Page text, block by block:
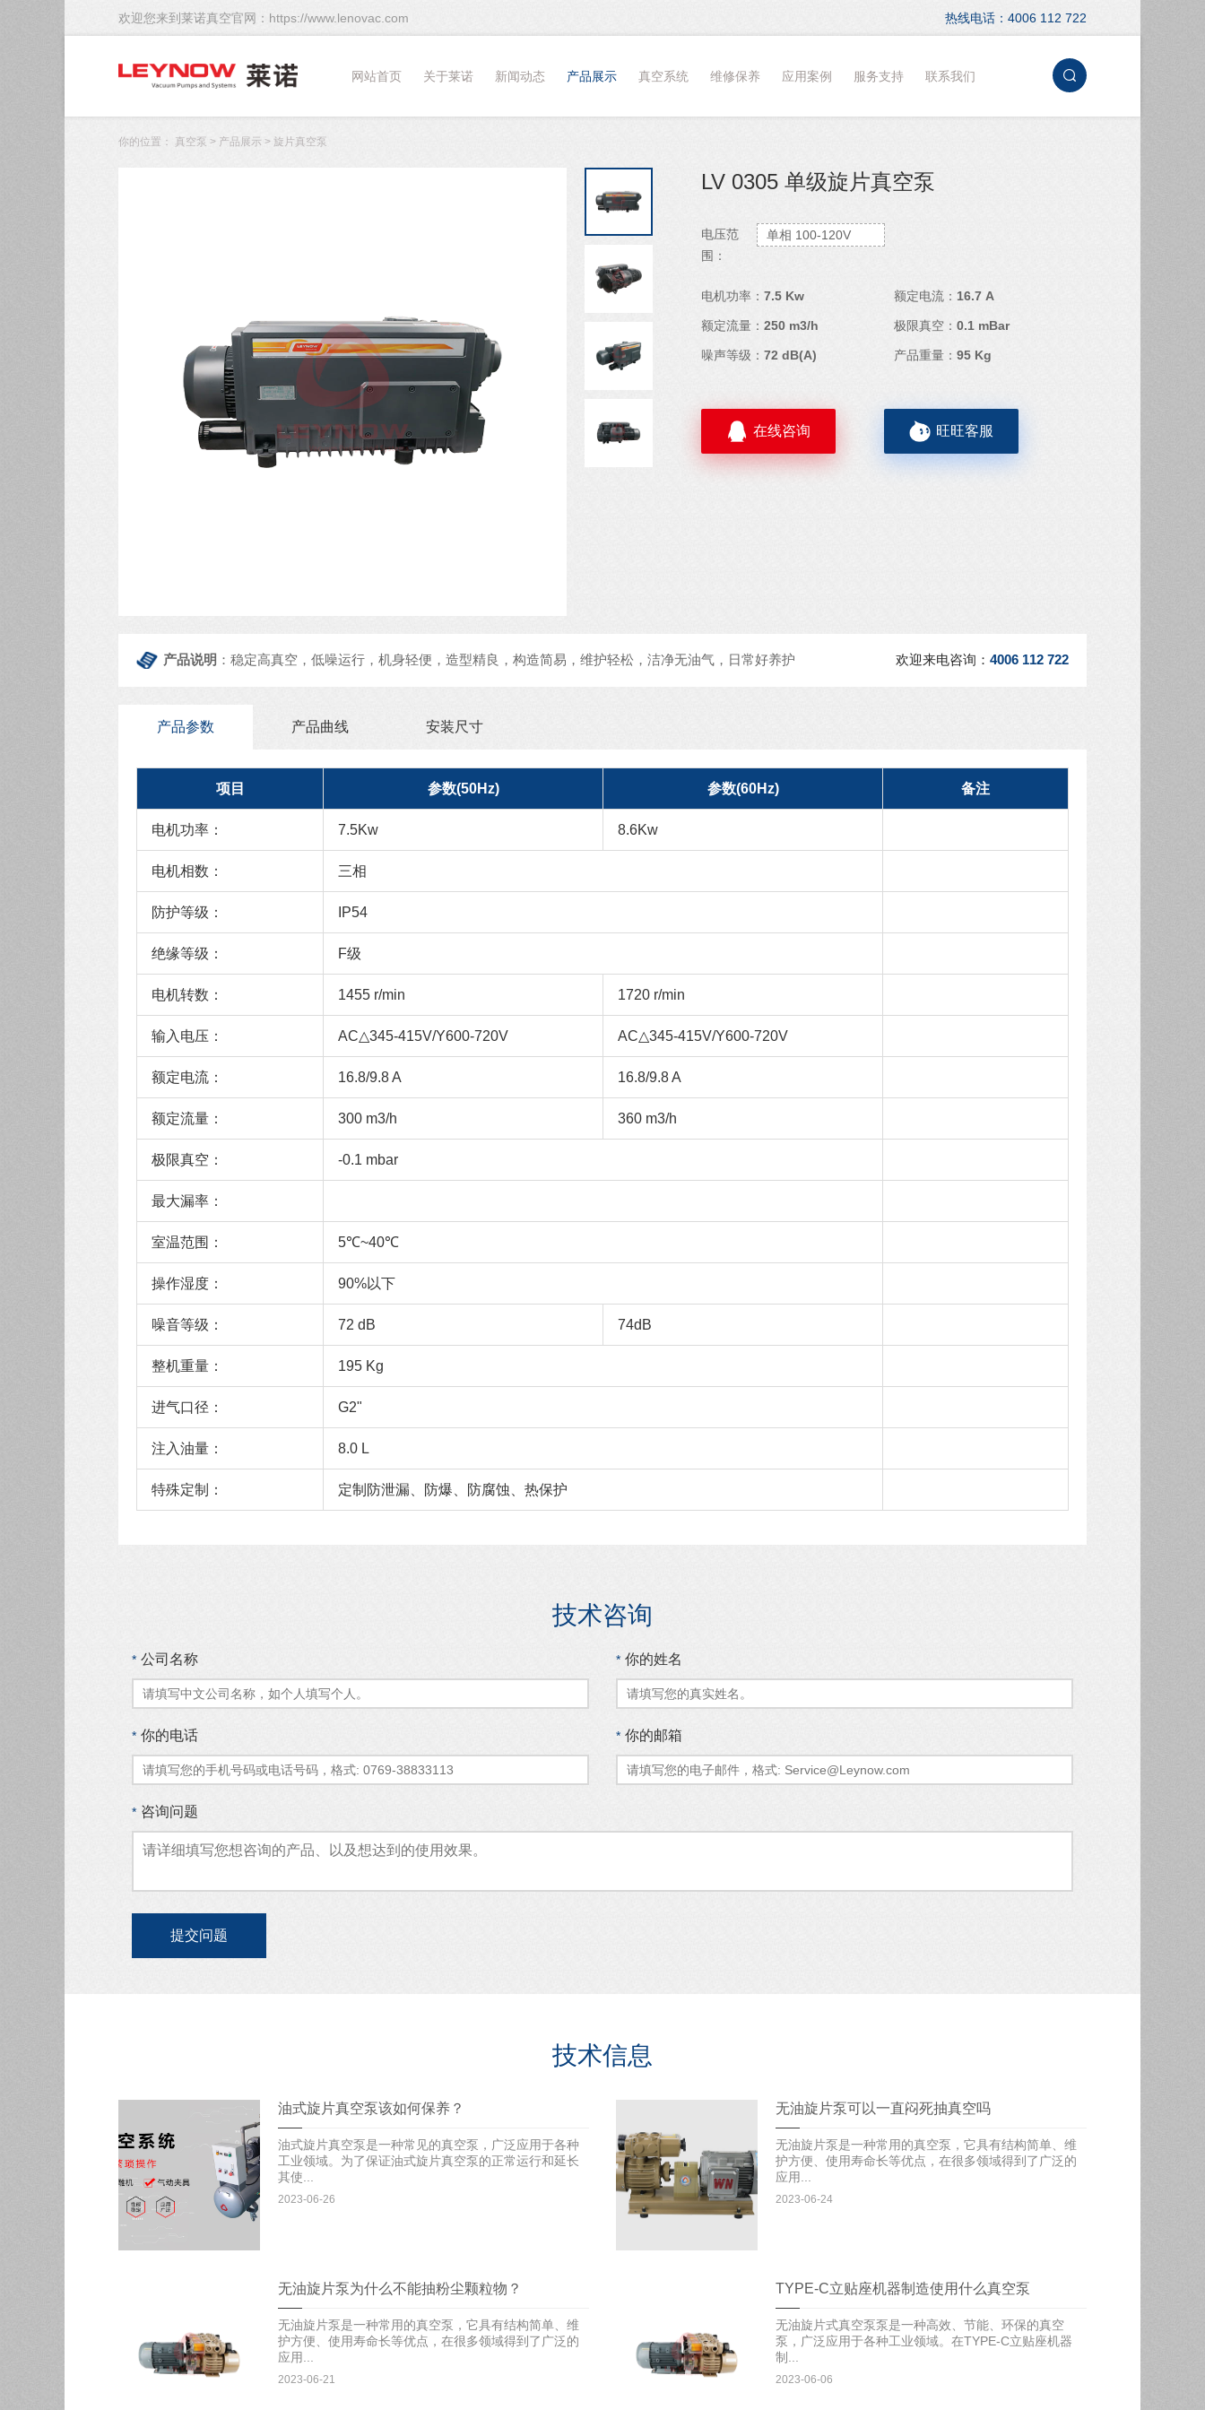
欢迎您来到莱诺真空官网：https://www.lenovac.com 热线电话：4006 112 722
网站首页 关于莱诺 新闻动态 产品展示 真空系统 维修保养 应用案例 服务支持 联系我们
你的位置： 真空泵 > 产品展示 > 旋片真空泵
LV 0305 单级旋片真空泵
电压范
围：
单相 100-120V
电机功率： 7.5 Kw 额定电流： 16.7 A
额定流量： 250 m3/h 极限真空： 0.1 mBar
噪声等级： 72 dB(A) 产品重量： 95 Kg
在线咨询 旺旺客服
产品说明 ：稳定高真空，低噪运行，机身轻便，造型精良，构造简易，维护轻松，洁净无油气，日常好养护 欢迎来电咨询： 4006 112 722
产品参数 产品曲线 安装尺寸
项目 参数(50Hz) 参数(60Hz) 备注
电机功率： 7.5Kw 8.6Kw
电机相数： 三相
防护等级： IP54
绝缘等级： F级
电机转数： 1455 r/min 1720 r/min
输入电压： AC△345-415V/Y600-720V AC△345-415V/Y600-720V
额定电流： 16.8/9.8 A 16.8/9.8 A
额定流量： 300 m3/h 360 m3/h
极限真空： -0.1 mbar
最大漏率：
室温范围： 5℃~40℃
操作湿度： 90%以下
噪音等级： 72 dB 74dB
整机重量： 195 Kg
进气口径： G2"
注入油量： 8.0 L
特殊定制： 定制防泄漏、防爆、防腐蚀、热保护
技术咨询
* 公司名称 * 你的姓名
* 你的电话 * 你的邮箱
* 咨询问题
技术信息
油式旋片真空泵该如何保养？
油式旋片真空泵是一种常见的真空泵，广泛应用于各种
工业领域。为了保证油式旋片真空泵的正常运行和延长
其使...
2023-06-26
无油旋片泵可以一直闷死抽真空吗
无油旋片泵是一种常用的真空泵，它具有结构简单、维
护方便、使用寿命长等优点，在很多领域得到了广泛的
应用...
2023-06-24
无油旋片泵为什么不能抽粉尘颗粒物？
无油旋片泵是一种常用的真空泵，它具有结构简单、维
护方便、使用寿命长等优点，在很多领域得到了广泛的
应用...
2023-06-21
TYPE-C立贴座机器制造使用什么真空泵
无油旋片式真空泵泵是一种高效、节能、环保的真空
泵，广泛应用于各种工业领域。在TYPE-C立贴座机器
制...
2023-06-06